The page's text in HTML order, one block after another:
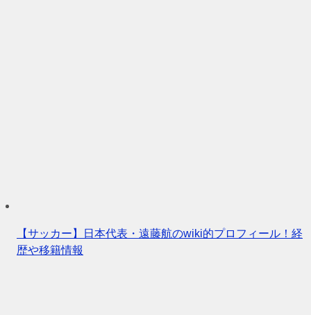
【サッカー】日本代表・遠藤航のwiki的プロフィール！経
歴や移籍情報